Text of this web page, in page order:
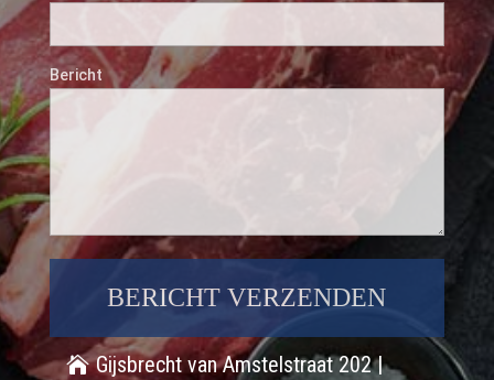
Bericht
Gijsbrecht van Amstelstraat 202 |